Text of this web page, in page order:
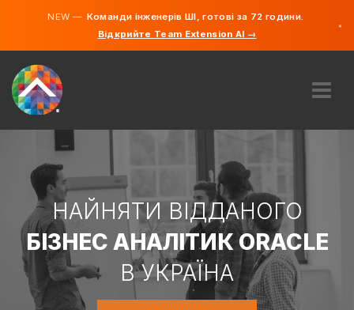
NEW —Команди інженерів ШІ, готові за 72 години.
Відкрийте Team Extension AI →
×
ЯК ЦЕ ПРАЦЮЄ?
КАР'ЄРИ
НАЙНЯТИ
УКРАЇНА
англійська
НАЙНЯТИ ВІДДАНОГО
БІЗНЕС АНАЛІТИК ORACLE
В УКРАЇНА